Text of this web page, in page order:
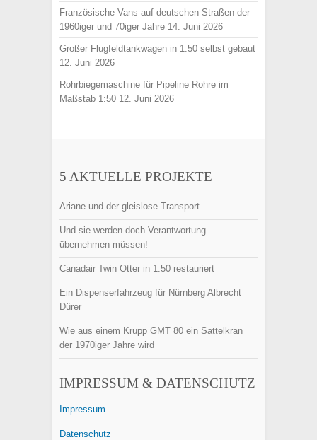
Französische Vans auf deutschen Straßen der
1960iger und 70iger Jahre 14. Juni 2026
Großer Flugfeldtankwagen in 1:50 selbst gebaut
12. Juni 2026
Rohrbiegemaschine für Pipeline Rohre im
Maßstab 1:50 12. Juni 2026
5 AKTUELLE PROJEKTE
Ariane und der gleislose Transport
Und sie werden doch Verantwortung
übernehmen müssen!
Canadair Twin Otter in 1:50 restauriert
Ein Dispenserfahrzeug für Nürnberg Albrecht
Dürer
Wie aus einem Krupp GMT 80 ein Sattelkran
der 1970iger Jahre wird
IMPRESSUM & DATENSCHUTZ
Impressum
Datenschutz